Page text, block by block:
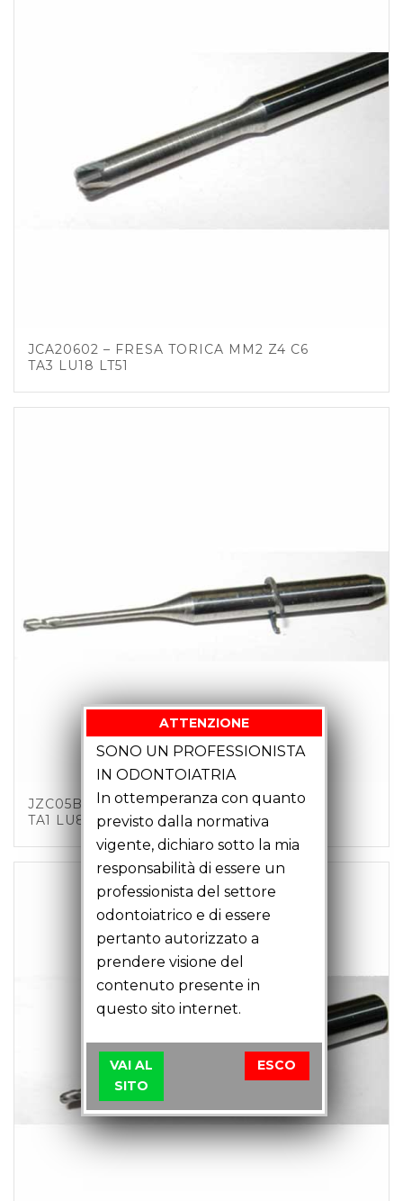
JCA20602 – FRESA TORICA MM2 Z4 C6
TA3 LU18 LT51
JZC05B01 – FRESA CANDELA D0.5 Z2 C3
TA1 LU8 LT35
ATTENZIONE
SONO UN PROFESSIONISTA
IN ODONTOIATRIA
In ottemperanza con quanto
previsto dalla normativa
vigente, dichiaro sotto la mia
responsabilità di essere un
professionista del settore
odontoiatrico e di essere
pertanto autorizzato a
prendere visione del
contenuto presente in
questo sito internet.
VAI AL
SITO
ESCO